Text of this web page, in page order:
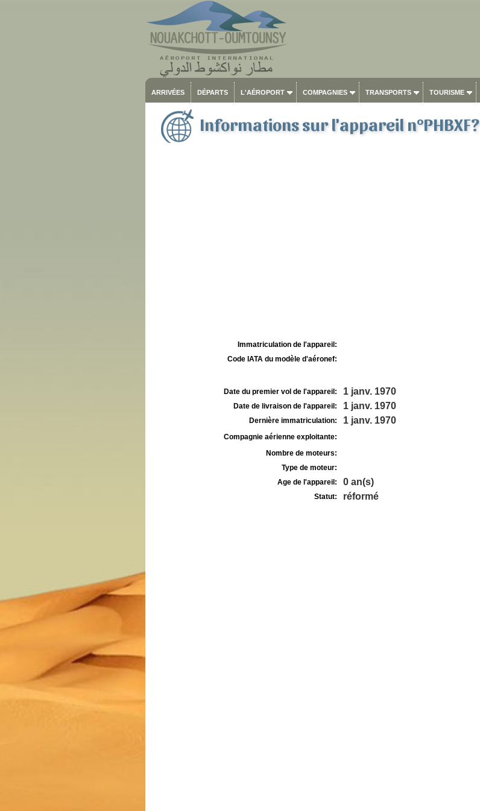
ARRIVÉES DÉPARTS L'AÉROPORT COMPAGNIES TRANSPORTS TOURISME
Informations sur l'appareil n°PHBXF?
Immatriculation de l'appareil:
Code IATA du modèle d'aéronef:
Date du premier vol de l'appareil: 1 janv. 1970
Date de livraison de l'appareil: 1 janv. 1970
Dernière immatriculation: 1 janv. 1970
Compagnie aérienne exploitante:
Nombre de moteurs:
Type de moteur:
Age de l'appareil:
0 an(s)
Statut: réformé